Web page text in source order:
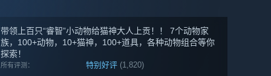
带领上百只“睿智”小动物给猫神大人上贡！！ 7个动物家
族，100+动物，10+猫神，100+道具，各种动物组合等你
探索！
所有评测： 特别好评 (1,820)